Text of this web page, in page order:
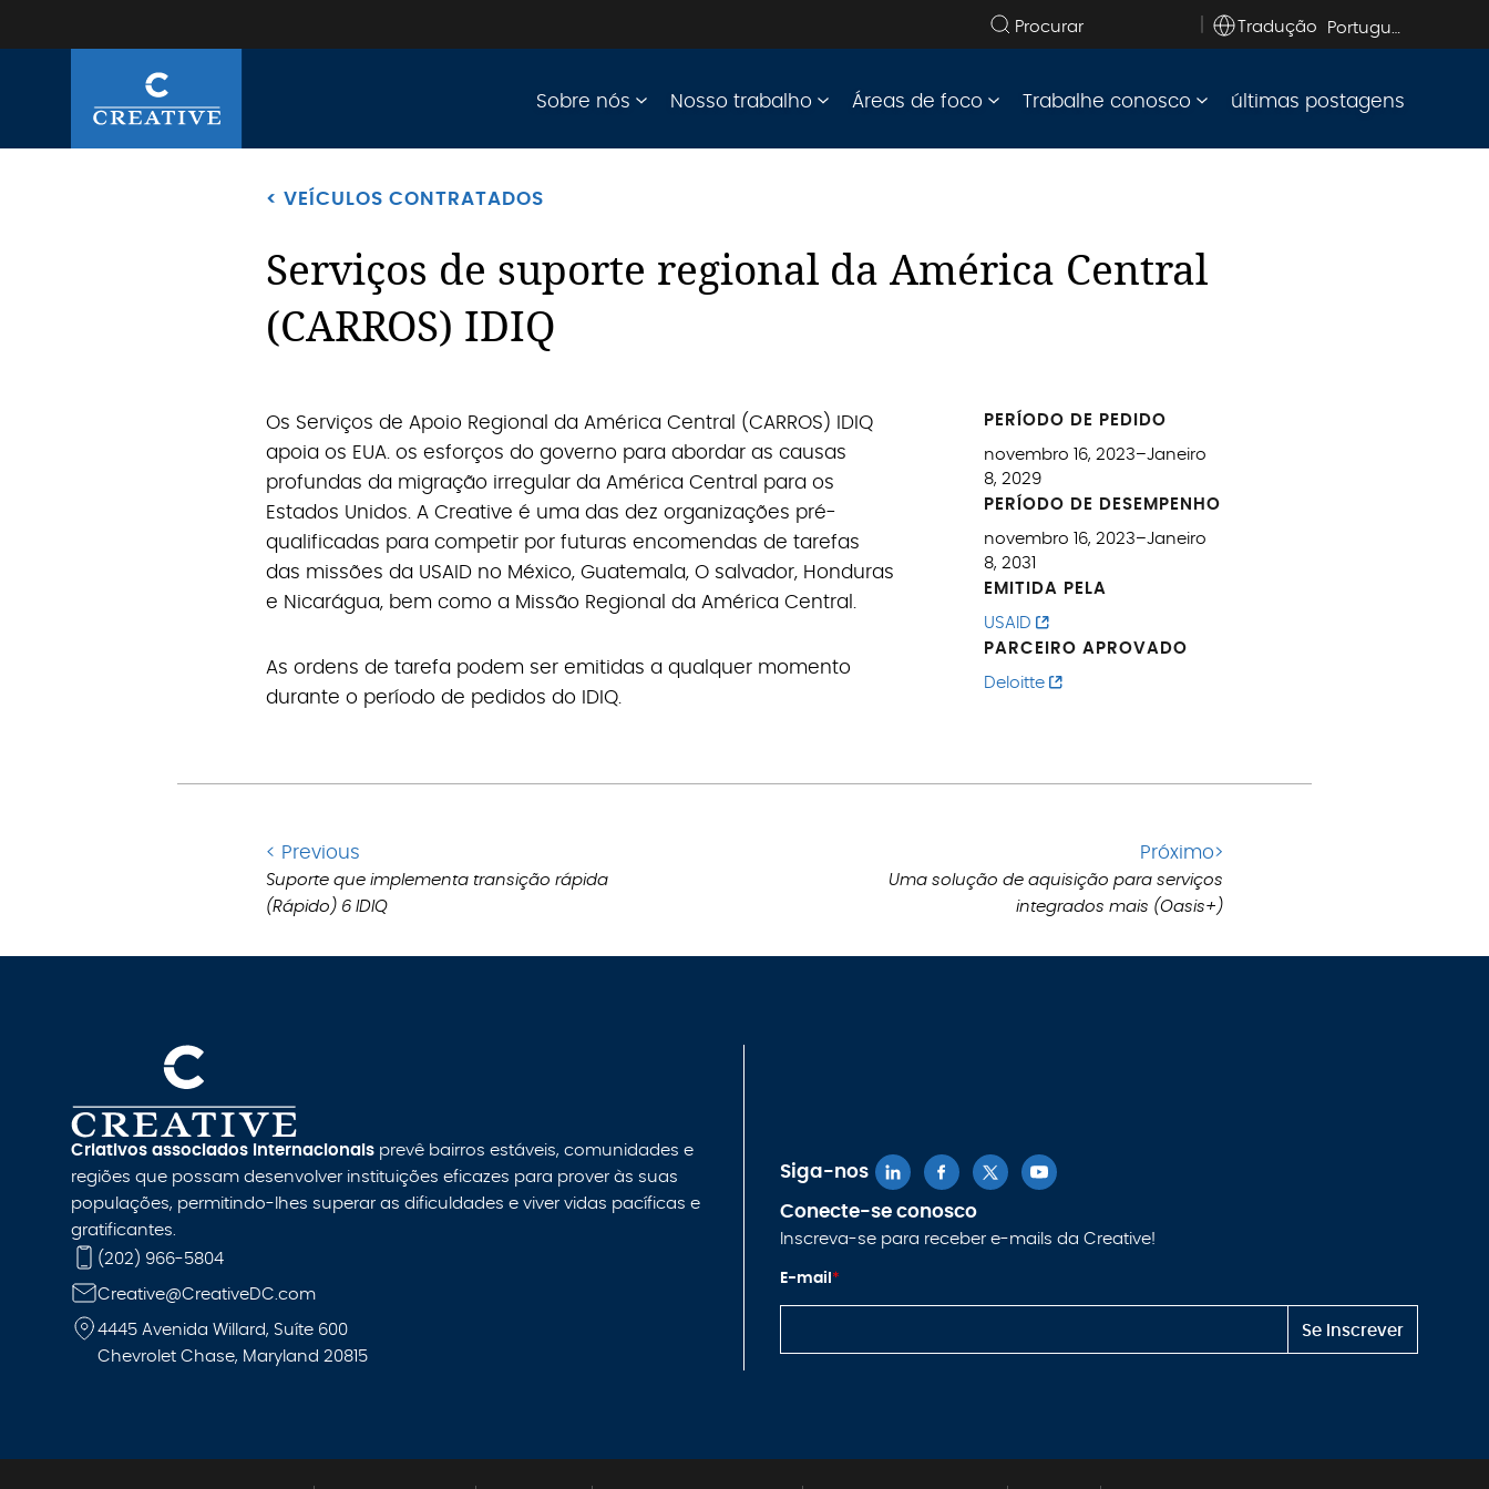
Pesquise
no
Tradução
Sobre nós Nosso trabalho Áreas de foco Trabalhe conosco últimas postagens
< VEÍCULOS CONTRATADOS
Serviços de suporte regional da América Central
(CARROS) IDIQ
Os Serviços de Apoio Regional da América Central (CARROS) IDIQ
apoia os EUA. os esforços do governo para abordar as causas
profundas da migração irregular da América Central para os
Estados Unidos. A Creative é uma das dez organizações pré-
qualificadas para competir por futuras encomendas de tarefas
das missões da USAID no México, Guatemala, O salvador, Honduras
e Nicarágua, bem como a Missão Regional da América Central.
As ordens de tarefa podem ser emitidas a qualquer momento
durante o período de pedidos do IDIQ.
PERÍODO DE PEDIDO
novembro 16, 2023–Janeiro
8, 2029
PERÍODO DE DESEMPENHO
novembro 16, 2023–Janeiro
8, 2031
EMITIDA PELA
USAID
PARCEIRO APROVADO
Deloitte
< Previous
Ir
para
postagem
Suporte que implementa transição rápida
(Rápido) 6 IDIQ.
Próximo>Ir
para
a
Uma solução de aquisição para serviços
integrados mais (Oasis+).
Criativos associados internacionais prevê bairros estáveis, comunidades e
regiões que possam desenvolver instituições eficazes para prover às suas
populações, permitindo-lhes superar as dificuldades e viver vidas pacíficas e
gratificantes.
(202) 966-5804
Creative@CreativeDC.com
4445 Avenida Willard, Suíte 600
Chevrolet Chase, Maryland 20815
Siga-nos
Conecte-se conosco
Inscreva-se para receber e-mails da Creative!
E-
E-
E-mail *
Se inscrever